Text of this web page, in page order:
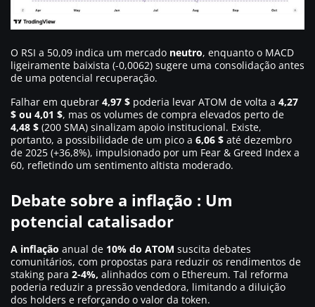
O RSI a 50,09 indica um mercado neutro, enquanto o MACD
ligeiramente baixista (-0,0062) sugere uma consolidação antes
de uma potencial recuperação.
Falhar em quebrar 4,97 $ poderia levar ATOM de volta a 4,27
$ ou 4,01 $, mas os volumes de compra elevados perto de
4,48 $ (200 SMA) sinalizam apoio institucional. Existe,
portanto, a possibilidade de um pico a 6,06 $ até dezembro
de 2025 (+36,8%), impulsionado por um Fear & Greed Index a
60, refletindo um sentimento altista moderado.
Debate sobre a inflação : Um
potencial catalisador
A inflação anual de 10% do ATOM suscita debates
comunitários, com propostas para reduzir os rendimentos de
staking para 2-4%, alinhados com o Ethereum. Tal reforma
poderia reduzir a pressão vendedora, limitando a diluição
dos holders e reforçando o valor da token.